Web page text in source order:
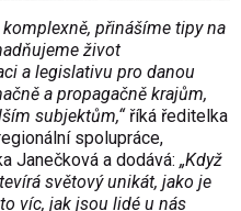
přinášíme tipy na
život
a legislativu pro danou
a propagačně krajům,
subjektům,“ říká ředitelka
spolupráce,
Janečková a dodává: „Když
světový unikát, jako je
víc, jak jsou lidé u nás